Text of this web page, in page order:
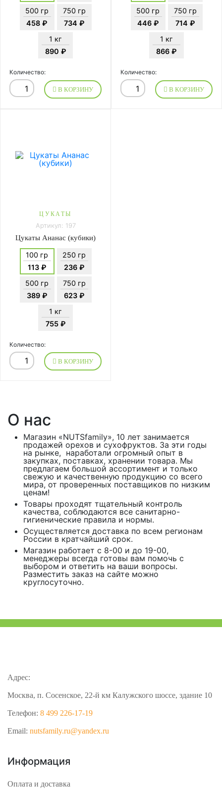
500 гр
458 ₽
750 гр
734 ₽
1 кг
890 ₽
Количество:
В КОРЗИНУ
500 гр
446 ₽
750 гр
714 ₽
1 кг
866 ₽
Количество:
В КОРЗИНУ
ЦУКАТЫ
Артикул: 197
Цукаты Ананас (кубики)
100 гр
113 ₽
250 гр
236 ₽
500 гр
389 ₽
750 гр
623 ₽
1 кг
755 ₽
Количество:
В КОРЗИНУ
О нас
Магазин «NUTSfamily», 10 лет занимается
продажей орехов и сухофруктов. За эти годы
на рынке, наработали огромный опыт в
закупках, поставках, хранении товара. Мы
предлагаем большой ассортимент и только
свежую и качественную продукцию со всего
мира, от проверенных поставщиков по низким
ценам!
Товары проходят тщательный контроль
качества, соблюдаются все санитарно-
гигиенические правила и нормы.
Осуществляется доставка по всем регионам
России в кратчайший срок.
Магазин работает с 8-00 и до 19-00,
менеджеры всегда готовы вам помочь с
выбором и ответить на ваши вопросы.
Разместить заказ на сайте можно
круглосуточно.
Адрес:
Москва, п. Сосенское, 22-й км Калужского шоссе, здание 10
Телефон: 8 499 226-17-19
Email: nutsfamily.ru@yandex.ru
Информация
Оплата и доставка